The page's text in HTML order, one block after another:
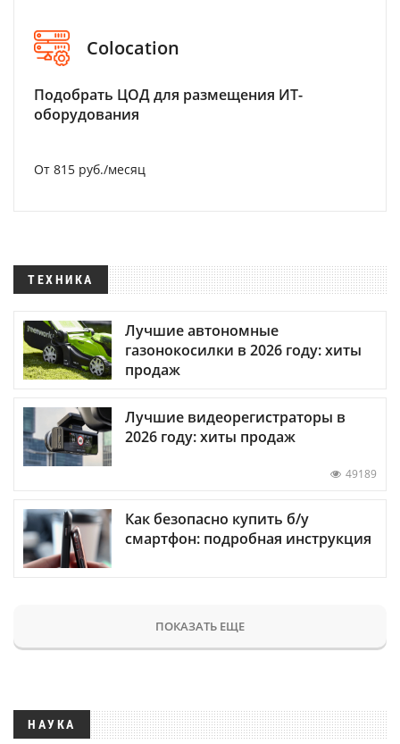
Colocation
Подобрать ЦОД для размещения ИТ-
оборудования
От 815 руб./месяц
ТЕХНИКА
Лучшие автономные
газонокосилки в 2026 году: хиты
продаж
Лучшие видеорегистраторы в
2026 году: хиты продаж
49189
Как безопасно купить б/у
смартфон: подробная инструкция
ПОКАЗАТЬ ЕЩЕ
НАУКА